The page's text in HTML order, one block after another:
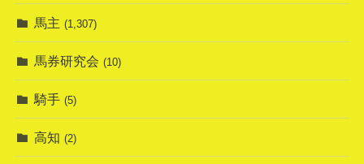
馬主 (1,307)
馬券研究会 (10)
騎手 (5)
高知 (2)